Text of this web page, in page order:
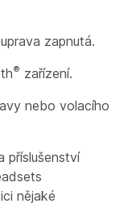
zapnutá.
® zařízení.
nebo volacího
příslušenství
nějaké